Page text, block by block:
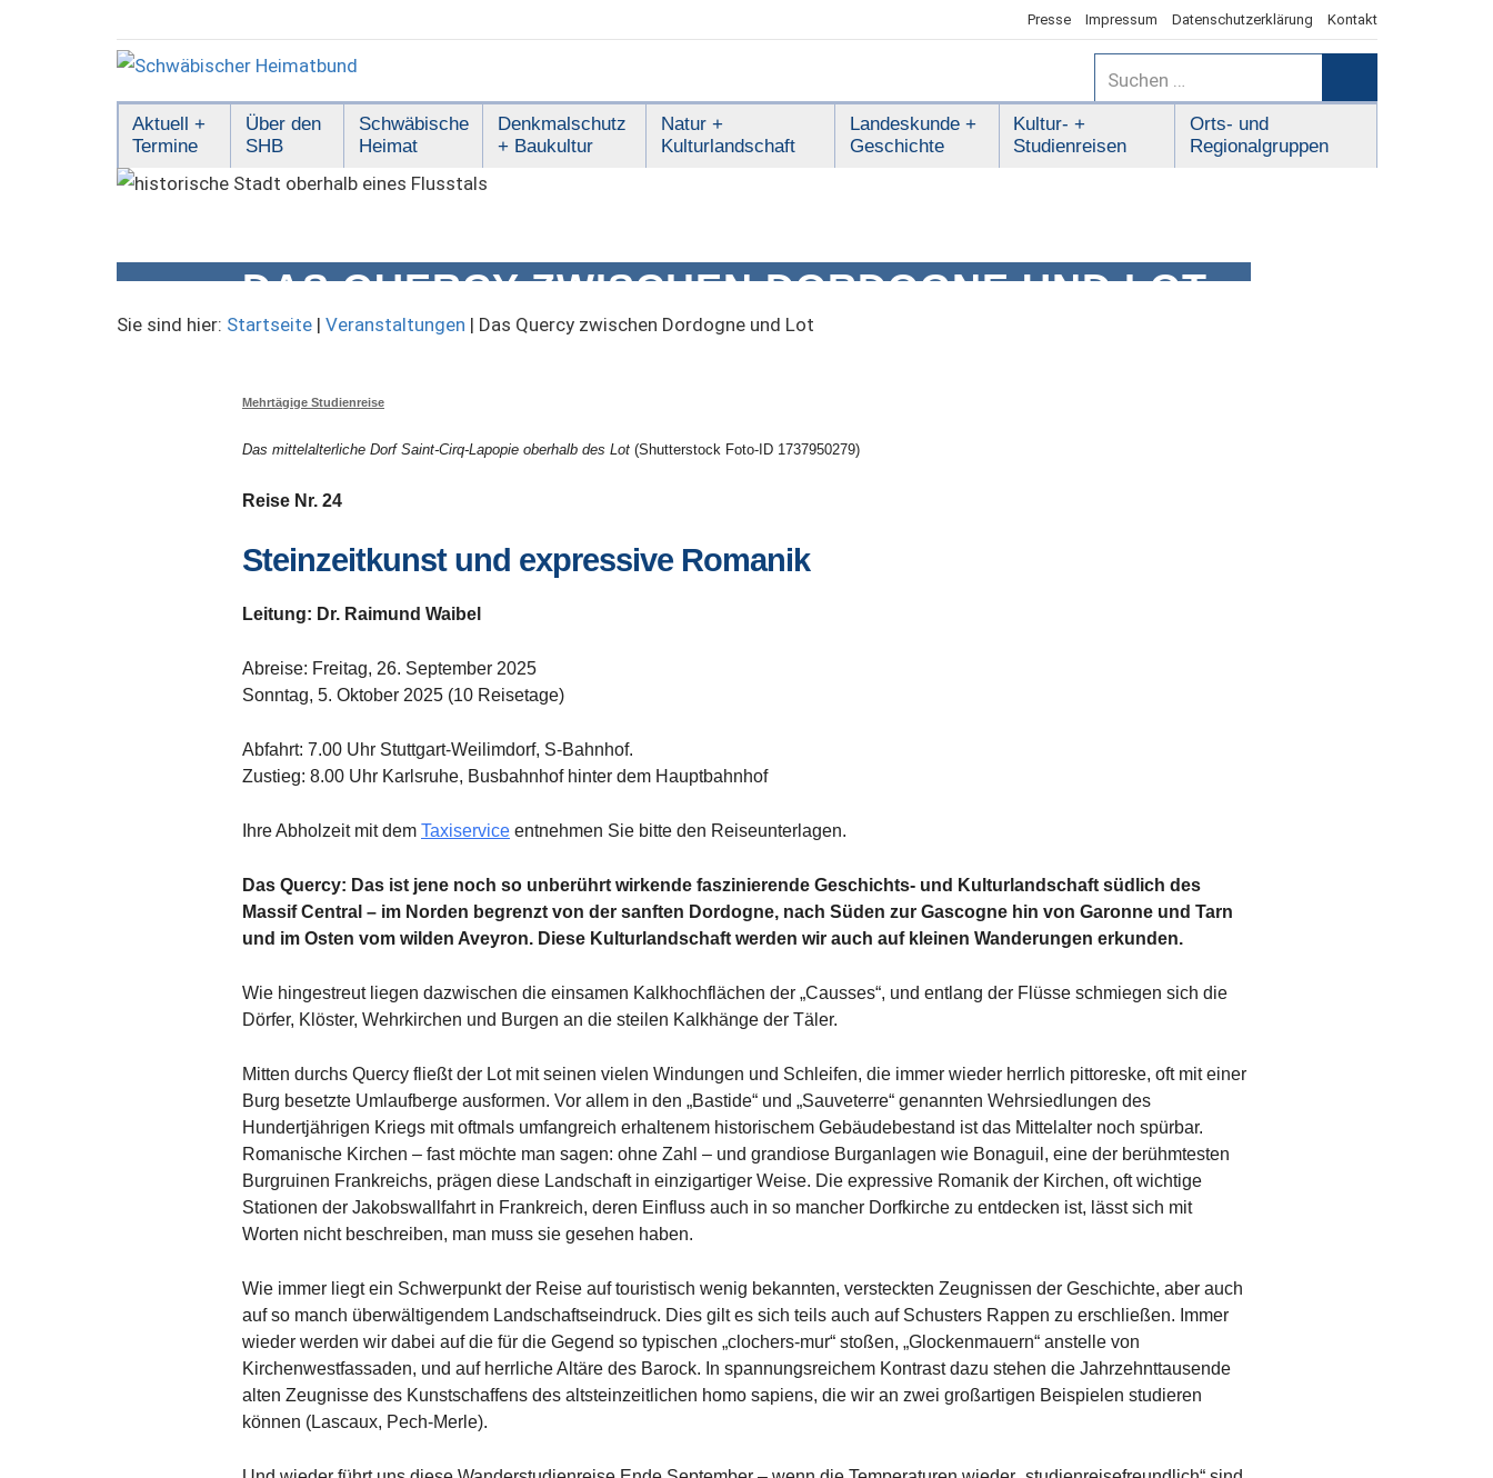
Presse Impressum Datenschutzerklärung Kontakt
Schwäbischer
Heimatbund
Suchen
nach:
Aktuell +
Termine
Über den
SHB
Schwäbische
Heimat
Denkmalschutz
+ Baukultur
Natur +
Kulturlandschaft
Landeskunde +
Geschichte
Kultur- +
Studienreisen
Orts- und
Regionalgruppen
DAS QUERCY ZWISCHEN DORDOGNE UND LOT
Sie sind hier: Startseite| Veranstaltungen | Das Quercy zwischen Dordogne und Lot
Mehrtägige Studienreise
Das mittelalterliche Dorf Saint-Cirq-Lapopie oberhalb des Lot (Shutterstock Foto-ID 1737950279)
Reise Nr. 24
Steinzeitkunst und expressive Romanik
Leitung: Dr. Raimund Waibel
Abreise: Freitag, 26. September 2025
Sonntag, 5. Oktober 2025 (10 Reisetage)
Abfahrt: 7.00 Uhr Stuttgart-Weilimdorf, S-Bahnhof.
Zustieg: 8.00 Uhr Karlsruhe, Busbahnhof hinter dem Hauptbahnhof
Ihre Abholzeit mit dem Taxiservice entnehmen Sie bitte den Reiseunterlagen.
Das Quercy: Das ist jene noch so unberührt wirkende faszinierende Geschichts- und Kulturlandschaft südlich des
Massif Central – im Norden begrenzt von der sanften Dordogne, nach Süden zur Gascogne hin von Garonne und Tarn
und im Osten vom wilden Aveyron. Diese Kulturlandschaft werden wir auch auf kleinen Wanderungen erkunden.
Wie hingestreut liegen dazwischen die einsamen Kalkhochflächen der „Causses“, und entlang der Flüsse schmiegen sich die
Dörfer, Klöster, Wehrkirchen und Burgen an die steilen Kalkhänge der Täler.
Mitten durchs Quercy fließt der Lot mit seinen vielen Windungen und Schleifen, die immer wieder herrlich pittoreske, oft mit einer
Burg besetzte Umlaufberge ausformen. Vor allem in den „Bastide“ und „Sauveterre“ genannten Wehrsiedlungen des
Hundertjährigen Kriegs mit oftmals umfangreich erhaltenem historischem Gebäudebestand ist das Mittelalter noch spürbar.
Romanische Kirchen – fast möchte man sagen: ohne Zahl – und grandiose Burganlagen wie Bonaguil, eine der berühmtesten
Burgruinen Frankreichs, prägen diese Landschaft in einzigartiger Weise. Die expressive Romanik der Kirchen, oft wichtige
Stationen der Jakobswallfahrt in Frankreich, deren Einfluss auch in so mancher Dorfkirche zu entdecken ist, lässt sich mit
Worten nicht beschreiben, man muss sie gesehen haben.
Wie immer liegt ein Schwerpunkt der Reise auf touristisch wenig bekannten, versteckten Zeugnissen der Geschichte, aber auch
auf so manch überwältigendem Landschaftseindruck. Dies gilt es sich teils auch auf Schusters Rappen zu erschließen. Immer
wieder werden wir dabei auf die für die Gegend so typischen „clochers-mur“ stoßen, „Glockenmauern“ anstelle von
Kirchenwestfassaden, und auf herrliche Altäre des Barock. In spannungsreichem Kontrast dazu stehen die Jahrzehnttausende
alten Zeugnisse des Kunstschaffens des altsteinzeitlichen homo sapiens, die wir an zwei großartigen Beispielen studieren
können (Lascaux, Pech-Merle).